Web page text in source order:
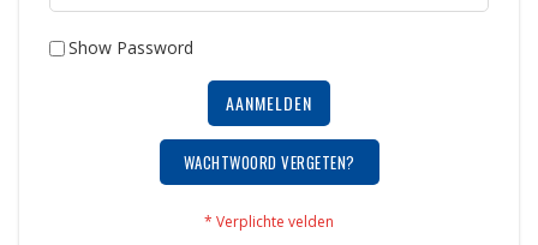
Show Password
AANMELDEN
WACHTWOORD VERGETEN?